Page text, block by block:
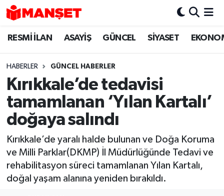
RESMİ İLAN ASAYİŞ GÜNCEL SİYASET
HABERLER GÜNCEL HABERLER
Kırıkkale’de tedavisi
tamamlanan ‘Yılan Kartalı’
doğaya salındı
Kırıkkale’de yaralı halde bulunan ve Doğa Koruma
ve Milli Parklar(DKMP) İl Müdürlüğünde Tedavi ve
rehabilitasyon süreci tamamlanan Yılan Kartalı,
doğal yaşam alanına yeniden bırakıldı.
Hava Durumu
Trafik Durumu
Süper Lig Puan Durumu ve Fikstür
Tüm Manşetler
Son Dakika Haberleri
Haber Arşivi